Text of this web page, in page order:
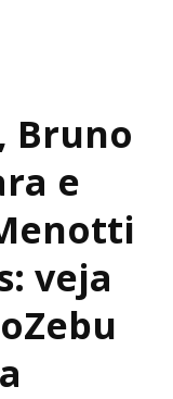
Bruno
e
veja